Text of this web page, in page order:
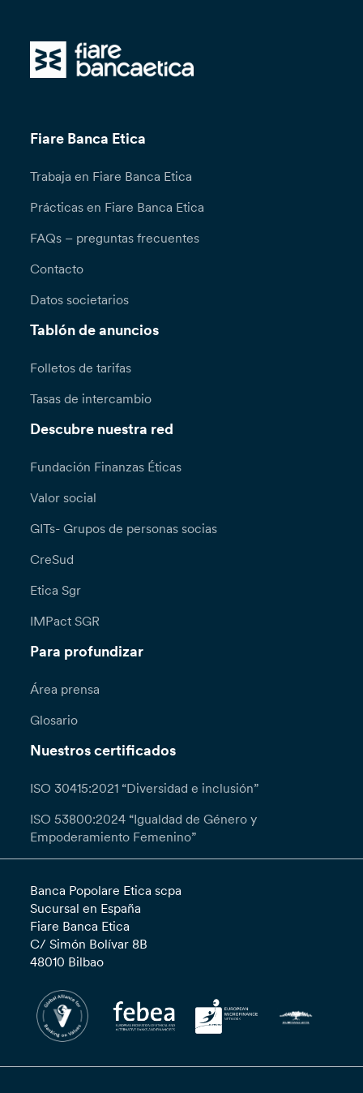
Fiare Banca Etica
Trabaja en Fiare Banca Etica
Prácticas en Fiare Banca Etica
FAQs – preguntas frecuentes
Contacto
Datos societarios
Tablón de anuncios
Folletos de tarifas
Tasas de intercambio
Descubre nuestra red
Fundación Finanzas Éticas
Valor social
GITs- Grupos de personas socias
CreSud
Etica Sgr
IMPact SGR
Para profundizar
Área prensa
Glosario
Nuestros certificados
ISO 30415:2021 “Diversidad e inclusión”
ISO 53800:2024 “Igualdad de Género y
Empoderamiento Femenino”
Banca Popolare Etica scpa
Sucursal en España
Fiare Banca Etica
C/ Simón Bolívar 8B
48010 Bilbao